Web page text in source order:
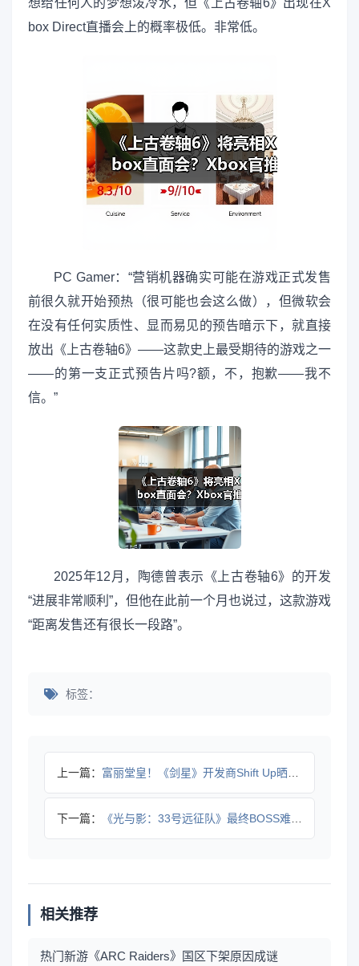
想给任何人的梦想泼冷水，但《上古卷轴6》出现在X
box Direct直播会上的概率极低。非常低。
PC Gamer：“营销机器确实可能在游戏正式发售
前很久就开始预热（很可能也会这么做），但微软会
在没有任何实质性、显而易见的预告暗示下，就直接
放出《上古卷轴6》——这款史上最受期待的游戏之一
——的第一支正式预告片吗?额，不，抱歉——我不
信。”
2025年12月，陶德曾表示《上古卷轴6》的开发
“进展非常顺利”，但他在此前一个月也说过，这款游戏
“距离发售还有很长一段路”。
标签：
上一篇： 富丽堂皇！《剑星》开发商Shift Up晒办公环境
下一篇： 《光与影：33号远征队》最终BOSS难度低于开发者预期
相关推荐
热门新游《ARC Raiders》国区下架原因成谜